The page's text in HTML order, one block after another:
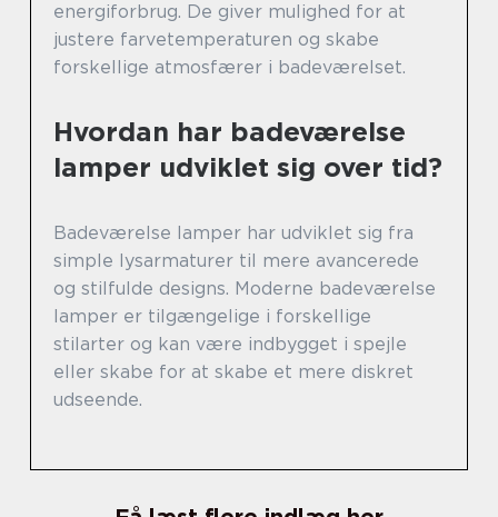
energiforbrug. De giver mulighed for at
justere farvetemperaturen og skabe
forskellige atmosfærer i badeværelset.
Hvordan har badeværelse
lamper udviklet sig over tid?
Badeværelse lamper har udviklet sig fra
simple lysarmaturer til mere avancerede
og stilfulde designs. Moderne badeværelse
lamper er tilgængelige i forskellige
stilarter og kan være indbygget i spejle
eller skabe for at skabe et mere diskret
udseende.